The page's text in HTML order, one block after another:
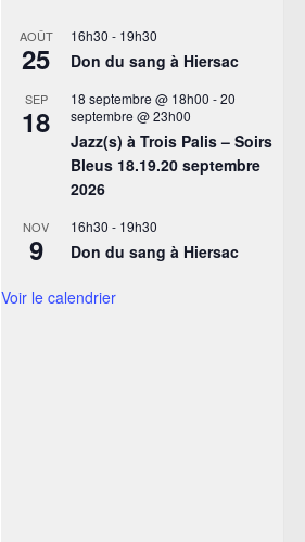
AOÛT
25
16h30 - 19h30
Don du sang à Hiersac
SEP
18
18 septembre @ 18h00 -20
septembre @ 23h00
Jazz(s) à Trois Palis – Soirs
Bleus 18.19.20 septembre
2026
NOV
9
16h30 - 19h30
Don du sang à Hiersac
Voir le calendrier